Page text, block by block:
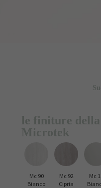
le finiture
Microtek
Mc 90
Bianco
Mc 92
Cipria
Mc